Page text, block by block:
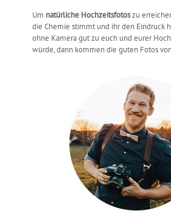
Um natürliche Hochzeitsfotoszu
die Chemie stimmt und ihr den Eindruck
ohne Kamera gut zu euch und eurer
würde, dann kommen die guten Fotos